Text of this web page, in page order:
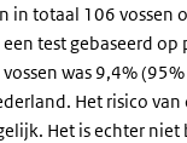
in totaal 106 vossen
test gebaseerd op
was 9,4%
Het risico
Het is echter